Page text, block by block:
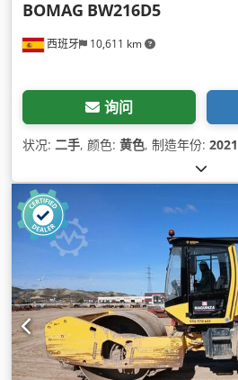
西班牙 10,611 km
BOMAG BW216D5
询问
状况: 二手, 颜色: 黄色, 制造年份: 2021